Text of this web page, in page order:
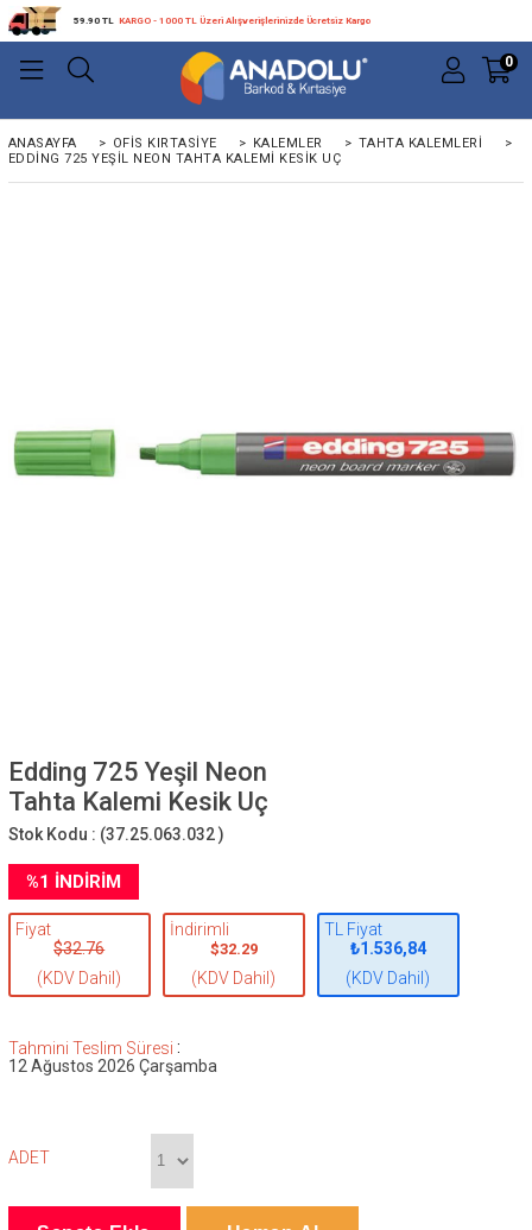
59.90 TL KARGO - 1000 TL Üzeri Alışverişlerinizde Ücretsiz Kargo
0
ANASAYFA > OFIS KIRTASIYE > KALEMLER > TAHTA KALEMLERI
>
EDDING 725 YEŞIL NEON TAHTA KALEMI KESIK UÇ
Edding 725 Yeşil Neon
Tahta Kalemi Kesik Uç
Stok Kodu : (37.25.063.032 )
%1 İNDIRIM
Fiyat
$32.76
(KDV Dahil)
İndirimli
$32.29
(KDV Dahil)
TL Fiyat
₺1.536,84
(KDV Dahil)
Tahmini Teslim Süresi :
12 Ağustos 2026 Çarşamba
ADET